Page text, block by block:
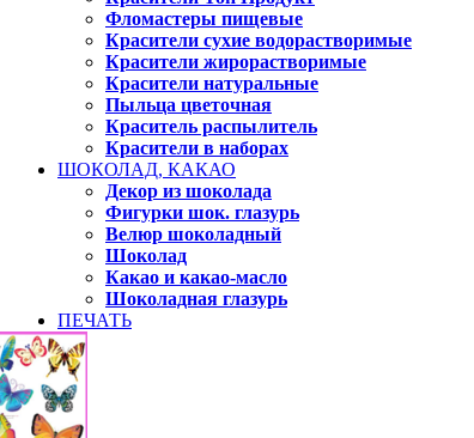
Фломастеры пищевые
Красители сухие водорастворимые
Красители жирорастворимые
Красители натуральные
Пыльца цветочная
Краситель распылитель
Красители в наборах
ШОКОЛАД, КАКАО
Декор из шоколада
Фигурки шок. глазурь
Велюр шоколадный
Шоколад
Какао и какао-масло
Шоколадная глазурь
ПЕЧАТЬ